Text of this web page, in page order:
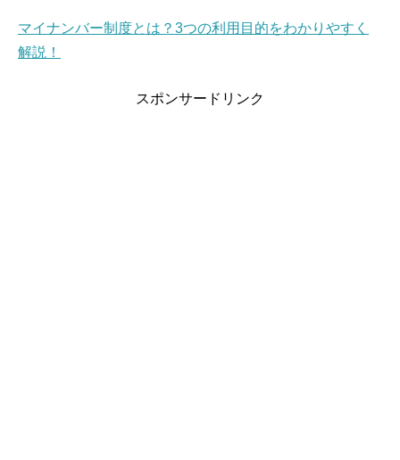
マイナンバー制度とは？3つの利用目的をわかりやすく
解説！
スポンサードリンク